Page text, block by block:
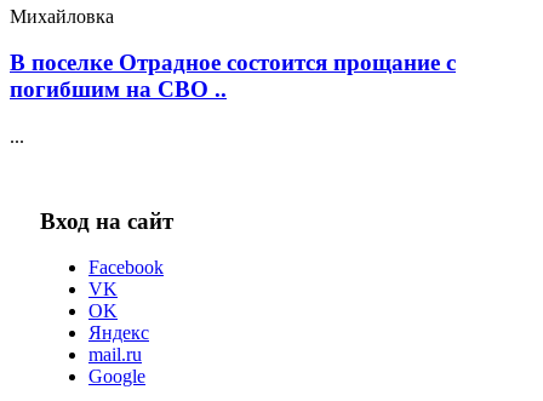
Михайловка
В поселке Отрадное состоится прощание с
погибшим на СВО ..
...
Вход на сайт
Facebook
VK
OK
Яндекс
mail.ru
Google